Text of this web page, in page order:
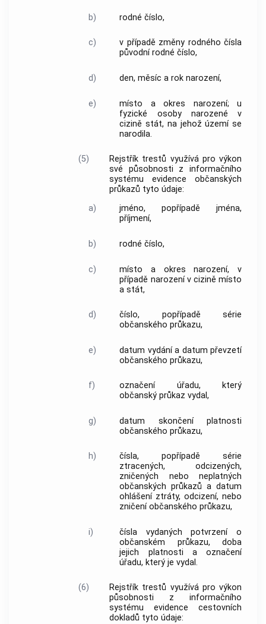
b) rodné číslo,
c)
v případě změny rodného čísla
původní rodné číslo,
d) den, měsíc a rok narození,
e)
místo a okres narození; u
fyzické osoby narozené v
cizině stát, na jehož území se
narodila.
(5)
Rejstřík trestů využívá pro výkon
své působnosti z informačního
systému evidence občanských
průkazů tyto údaje:
a)
jméno, popřípadě jména,
příjmení,
b) rodné číslo,
c)
místo a okres narození, v
případě narození v cizině místo
a stát,
d)
číslo, popřípadě série
občanského průkazu,
e)
datum vydání a datum převzetí
občanského průkazu,
f)
označení úřadu, který
občanský průkaz vydal,
g)
datum skončení platnosti
občanského průkazu,
h)
čísla, popřípadě série
ztracených, odcizených,
zničených nebo neplatných
občanských průkazů a datum
ohlášení ztráty, odcizení, nebo
zničení občanského průkazu,
i)
čísla vydaných potvrzení o
občanském průkazu, doba
jejich platnosti a označení
úřadu, který je vydal.
(6)
Rejstřík trestů využívá pro výkon
působnosti z informačního
systému evidence cestovních
dokladů tyto údaje: